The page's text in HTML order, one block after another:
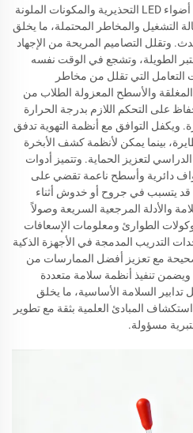
المؤشرات البصرية الواضحة، مثل أضواء LED التحذيرية والمكونات الملونة
التشغيل والمخاطر المحتملة، ما يخلق
وتقلل التصاميم المريحة من الإجهاد
الطويلة، وتشجع في الوقت نفسه
التعامل التي تقلل من مخاطر
والأسطح المعزولة الطلاب من
على التحكم اللازم بدرجة الحرارة
ويكفل التوافق مع أنظمة التهوية تدفق
بينما يمكن لأنظمة كشف الأبخرة
لتعزيز الحماية. وتتميز أدوات
دائرية وأسطح ناعمة تقضي على
قد يتسبب في جروح أو خدوش أثناء
والأدلة المرجعية السريعة وصولاً
الطوارئ ومعلومات الإسعافات
التدريب المدمجة في الأجهزة الذكية
مع تعزيز أفضل الممارسات من
تنفيذ أنظمة سلامة متعددة
السلامة الأساسية، ما يخلق
المبادئ العلمية بثقة مع تطوير
مسؤولة.